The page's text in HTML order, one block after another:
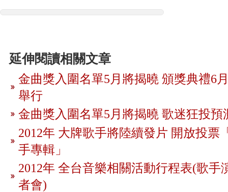
延伸閱讀相關文章
金曲獎入圍名單5月將揭曉 頒獎典禮6
舉行
金曲獎入圍名單5月將揭曉 歌迷狂投預
2012年 大牌歌手將陸續發片 開放投票
手專輯」
2012年 全台音樂相關活動行程表(歌手
者會)